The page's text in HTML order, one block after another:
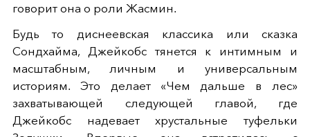
говорит она о роли Жасмин.
Будь то диснеевская классика или сказка
Сондхайма, Джейкобс тянется к интимным и
масштабным, личным и универсальным
историям. Это делает «Чем дальше в лес»
захватывающей следующей главой, где
Джейкобс надевает хрустальные туфельки